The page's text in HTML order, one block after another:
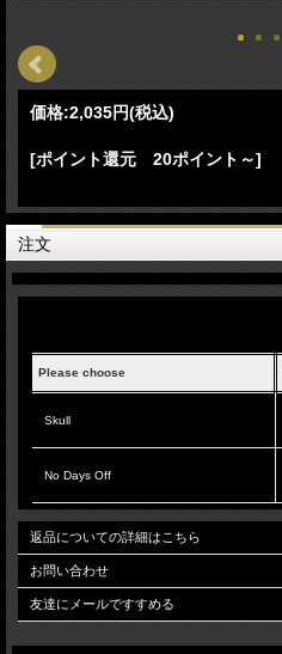
価格:2,035円(税込)
[ポイント還元 20ポイント～]
注文
Please choose
Skull
No Days Off
返品についての詳細はこちら
お問い合わせ
友達にメールですすめる